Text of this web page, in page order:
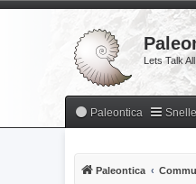
Lets Talk
Paleontica
Paleontica